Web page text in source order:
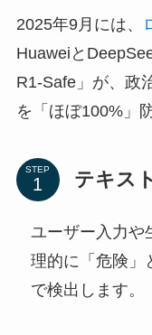
2025年9月には、
Huaweiと
R1-Safe」が、政
を「ほぼ100%」
STEP テキス
ユーザー入力や
理的に「危険」
で検出します。